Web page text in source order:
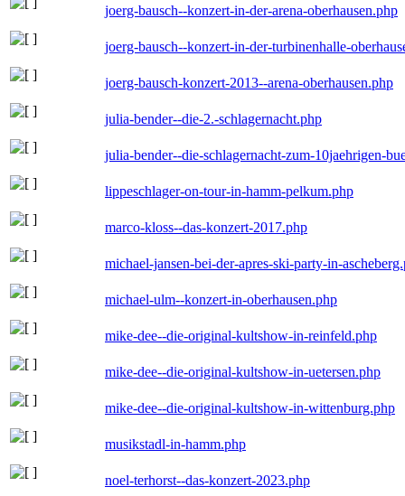
joerg-bausch--konzert-in-der-arena-oberhausen.php
joerg-bausch--konzert-in-der-turbinenhalle-
joerg-bausch-konzert-2013--arena-oberhausen.php
julia-bender--die-2.-schlagernacht.php
julia-bender--die-schlagernacht-zum-10jaehrigen-
lippeschlager-on-tour-in-hamm-pelkum.php
marco-kloss--das-konzert-2017.php
michael-jansen-bei-der-apres-ski-party-in-
michael-ulm--konzert-in-oberhausen.php
mike-dee--die-original-kultshow-in-reinfeld.php
mike-dee--die-original-kultshow-in-uetersen.php
mike-dee--die-original-kultshow-in-wittenburg.php
musikstadl-in-hamm.php
noel-terhorst--das-konzert-2023.php